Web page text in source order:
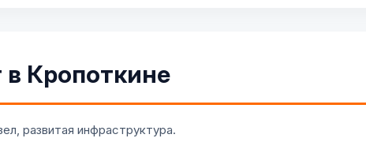
Кропоткине
развитая инфраструктура.